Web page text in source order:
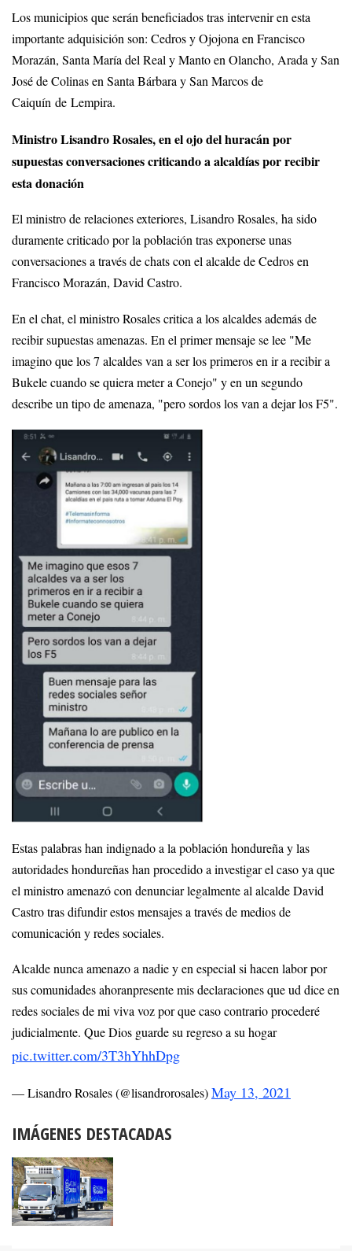
Los municipios que serán beneficiados tras intervenir en esta
importante adquisición son: Cedros y Ojojona en Francisco
Morazán, Santa María del Real y Manto en Olancho, Arada y San
José de Colinas en Santa Bárbara y San Marcos de
Caiquín de Lempira.
Ministro Lisandro Rosales, en el ojo del huracán por
supuestas conversaciones criticando a alcaldías por recibir
esta donación
El ministro de relaciones exteriores, Lisandro Rosales, ha sido
duramente criticado por la población tras exponerse unas
conversaciones a través de chats con el alcalde de Cedros en
Francisco Morazán, David Castro.
En el chat, el ministro Rosales critica a los alcaldes además de
recibir supuestas amenazas. En el primer mensaje se lee "Me
imagino que los 7 alcaldes van a ser los primeros en ir a recibir a
Bukele cuando se quiera meter a Conejo" y en un segundo
describe un tipo de amenaza, "pero sordos los van a dejar los F5".
Estas palabras han indignado a la población hondureña y las
autoridades hondureñas han procedido a investigar el caso ya que
el ministro amenazó con denunciar legalmente al alcalde David
Castro tras difundir estos mensajes a través de medios de
comunicación y redes sociales.
Alcalde nunca amenazo a nadie y en especial si hacen labor por
sus comunidades ahoranpresente mis declaraciones que ud dice en
redes sociales de mi viva voz por que caso contrario procederé
judicialmente. Que Dios guarde su regreso a su hogar
pic.twitter.com/3T3hYhhDpg
— Lisandro Rosales (@lisandrorosales)May 13, 2021
IMÁGENES DESTACADAS